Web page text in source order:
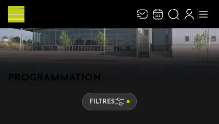
PROGRAMMATION
FILTRES